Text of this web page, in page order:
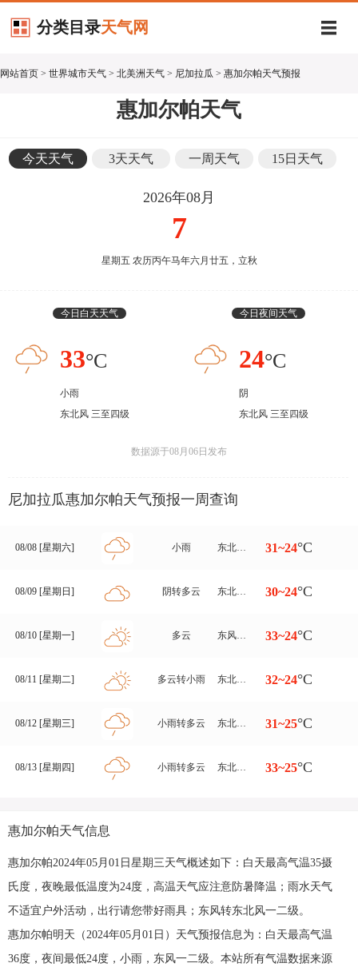
分类目录天气网
网站首页 > 世界城市天气 > 北美洲天气 > 尼加拉瓜 > 惠加尔帕天气预报
惠加尔帕天气
今天天气 3天天气 一周天气 15日天气
2026年08月
7
星期五 农历丙午马年六月廿五，立秋
今日白天天气
33°C
小雨
东北风 三至四级
今日夜间天气
24°C
阴
东北风 三至四级
数据源于08月06日发布
尼加拉瓜惠加尔帕天气预报一周查询
08/08 [星期六] 小雨 东北风 三至四级 31~24°C
08/09 [星期日] 阴转多云 东北风 三至四级 30~24°C
08/10 [星期一] 多云 东风转东北风 三至四级 33~24°C
08/11 [星期二] 多云转小雨 东北风 三至四级 32~24°C
08/12 [星期三] 小雨转多云 东北风 三至四级 31~25°C
08/13 [星期四] 小雨转多云 东北风 三至四级 33~25°C
惠加尔帕天气信息
惠加尔帕2024年05月01日星期三天气概述如下：白天最高气温35摄
氏度，夜晚最低温度为24度，高温天气应注意防暑降温；雨水天气
不适宜户外活动，出行请您带好雨具；东风转东北风一二级。
惠加尔帕明天（2024年05月01日）天气预报信息为：白天最高气温
36度，夜间最低24度，小雨，东风一二级。本站所有气温数据来源